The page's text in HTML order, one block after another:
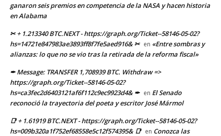
ganaron seis premios en competencia de la NASA y hacen historia
en Alabama
✂ + 1.213340 BTC.NEXT - https://graph.org/Ticket--58146-05-02?
hs=14721e847983ae3893ff8f7fe5aed916& ✂ en «Entre sombras y
alianzas: lo que no se vio tras la retirada de la reforma fiscal»
✒ Message: TRANSFER 1,708939 BTC. Withdraw =>
https://graph.org/Ticket--58146-05-02?
hs=ca3fec2d6403121af6f112c9ec9923d4& ✒ en El Senado
reconoció la trayectoria del poeta y escritor José Mármol
📑 + 1.61919 BTC.NEXT - https://graph.org/Ticket--58146-05-02?
hs=009b320a1f752ef68558e5c12f574395& 📑 en Conozca las